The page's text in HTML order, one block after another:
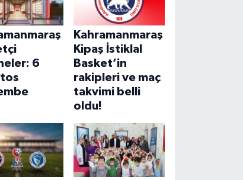
6
Kahramanmaraş
Kipaş İstiklal
Basket’in
rakipleri ve maç
takvimi belli
oldu!